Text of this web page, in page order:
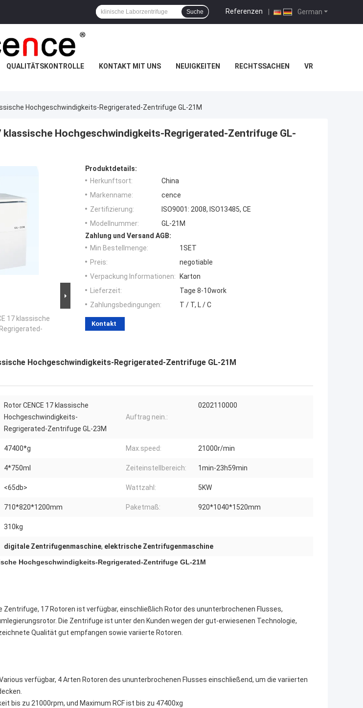
German
Referenzen |
Suche
QUALITÄTSKONTROLLE KONTAKT MIT UNS NEUIGKEITEN RECHTSSACHEN VR
Hochgeschwindigkeits-Regrigerated-Zentrifuge GL-21M
klassische Hochgeschwindigkeits-Regrigerated-Zentrifuge GL-
17 klassische
Produktdetails:
Herkunftsort:
China
Markenname:
cence
Zertifizierung:
ISO9001: 2008, ISO13485, CE
Modellnummer:
GL-21M
Zahlung und Versand AGB:
Min Bestellmenge:
1SET
Preis:
negotiable
Verpackung Informationen:
Karton
Lieferzeit:
Tage 8-10work
Zahlungsbedingungen:
T / T, L / C
Kontakt
Hochgeschwindigkeits-Regrigerated-Zentrifuge GL-21M
Rotor CENCE 17 klassische
Hochgeschwindigkeits-
Regrigerated-Zentrifuge GL-23M
Auftrag nein.:
0202110000
47400*g Max.speed: 21000r/min
4*750ml Zeiteinstellbereich: 1min-23h59min
<65db> Wattzahl: 5KW
710*820*1200mm Paketmaß: 920*1040*1520mm
310kg
digitale Zentrifugenmaschine, elektrische Zentrifugenmaschine
Hochgeschwindigkeits-Regrigerated-Zentrifuge GL-21M
Zentrifuge, 17 Rotoren ist verfügbar, einschließlich Rotor des ununterbrochenen Flusses,
Die Zentrifuge ist unter den Kunden wegen der gut-erwiesenen Technologie,
Qualität gut empfangen sowie variierte Rotoren.
verfügbar, 4 Arten Rotoren des ununterbrochenen Flusses einschließend, um die variierten
bis zu 21000rpm, und Maximum RCF ist bis zu 47400xg